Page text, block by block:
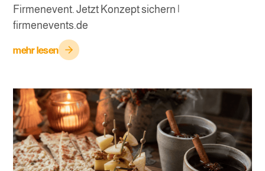
Firmenevent. Jetzt Konzept sichern |
firmenevents.de
mehr lesen